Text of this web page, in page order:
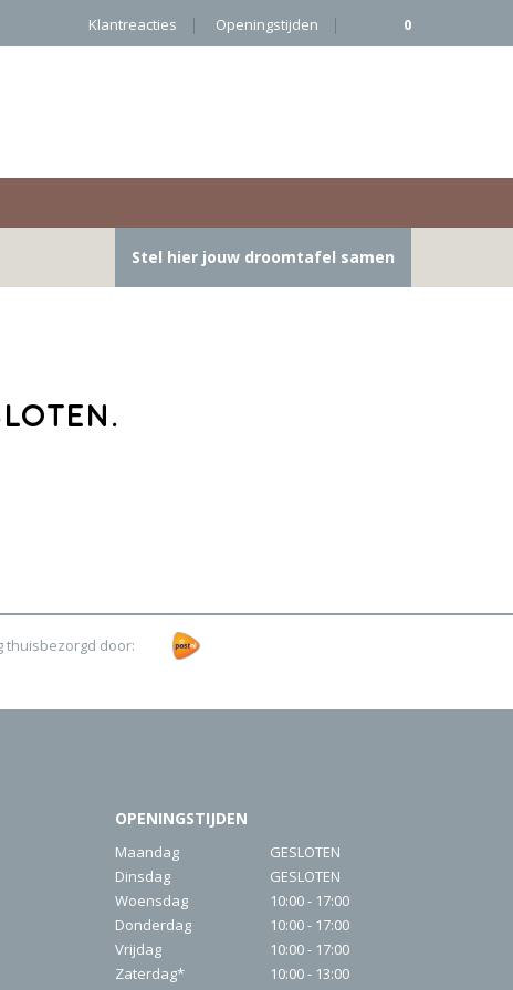
Klantreacties Openingstijden 0
Stel hier jouw droomtafel samen
thuisbezorgd door:
OPENINGSTIJDEN
Maandag
GESLOTEN
Dinsdag
GESLOTEN
Woensdag
10:00 - 17:00
Donderdag
10:00 - 17:00
Vrijdag
10:00 - 17:00
Zaterdag*
10:00 - 13:00